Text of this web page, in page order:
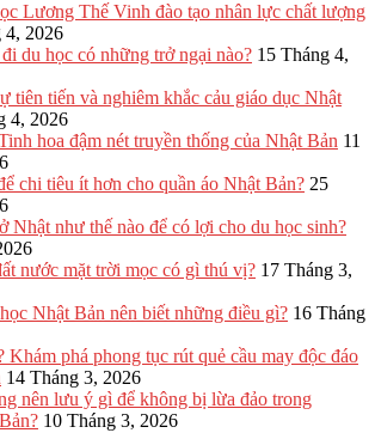
Lương Thế Vinh đào tạo nhân lực chất lượng
4, 2026
du học có những trở ngại nào? 15 Tháng 4,
tiên tiến và nghiêm khắc cảu giáo dục Nhật
4, 2026
hoa đậm nét truyền thống của Nhật Bản 11
chi tiêu ít hơn cho quần áo Nhật Bản? 25
Nhật như thế nào để có lợi cho du học sinh?
nước mặt trời mọc có gì thú vị? 17 Tháng 3,
Nhật Bản nên biết những điều gì? 16 Tháng
phá phong tục rút quẻ cầu may độc đáo
14 Tháng 3, 2026
nên lưu ý gì để không bị lừa đảo trong
10 Tháng 3, 2026